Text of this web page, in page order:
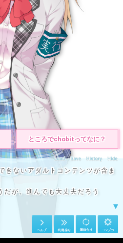
ところでchobitってなに？
きないアダルトコンテンツが含ま
だが、進んでも大丈夫だろう
DLチャンネル
/ EISYS Inc.